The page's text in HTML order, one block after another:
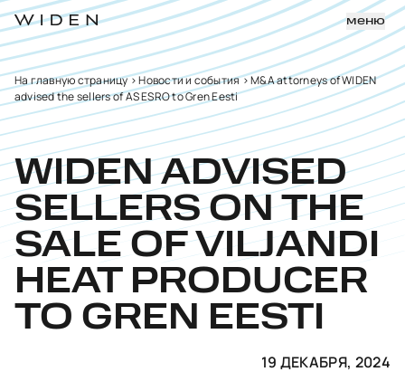
меню
На главную страницу>Новости и события>M&A attorneys of WIDEN
advised the sellers of AS ESRO to Gren Eesti
WIDEN ADVISED
SELLERS ON THE
SALE OF VILJANDI
HEAT PRODUCER
TO GREN EESTI
19 ДЕКАБРЯ, 2024